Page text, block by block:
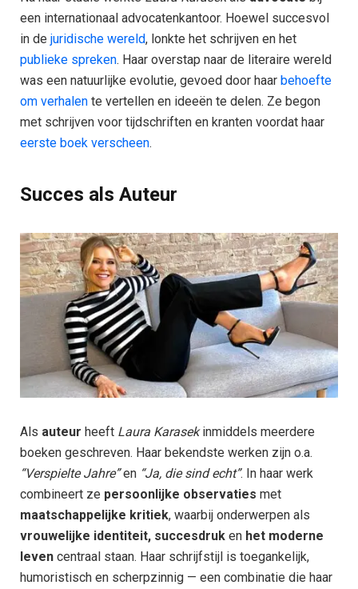
een internationaal advocatenkantoor. Hoewel succesvol
in de juridische wereld, lonkte het schrijven en het
publieke spreken. Haar overstap naar de literaire wereld
was een natuurlijke evolutie, gevoed door haar behoefte
om verhalen te vertellen en ideeën te delen. Ze begon
met schrijven voor tijdschriften en kranten voordat haar
eerste boek verscheen.
Succes als Auteur
Als auteur heeft Laura Karasekinmiddels meerdere
boeken geschreven. Haar bekendste werken zijn o.a.
“Verspielte Jahre”en “Ja, die sind echt”. In haar werk
combineert ze persoonlijke observaties met
maatschappelijke kritiek, waarbij onderwerpen als
vrouwelijke identiteit, succesdruk en het moderne
leven centraal staan. Haar schrijfstijl is toegankelijk,
humoristisch en scherpzinnig — een combinatie die haar